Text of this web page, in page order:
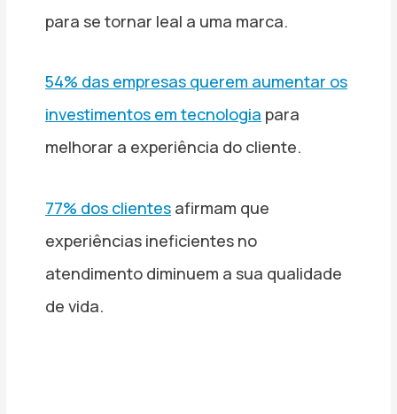
para se tornar leal a uma marca.
54% das empresas querem aumentar os
investimentos em tecnologia para
melhorar a experiência do cliente.
77% dos clientes afirmam que
experiências ineficientes no
atendimento diminuem a sua qualidade
de vida.